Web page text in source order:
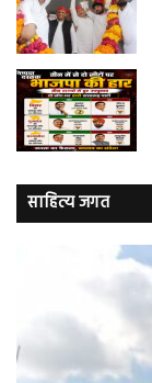
साहित्य जगत